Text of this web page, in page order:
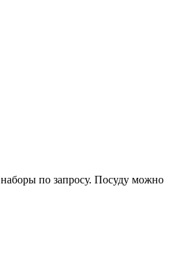
по запросу. Посуду можно